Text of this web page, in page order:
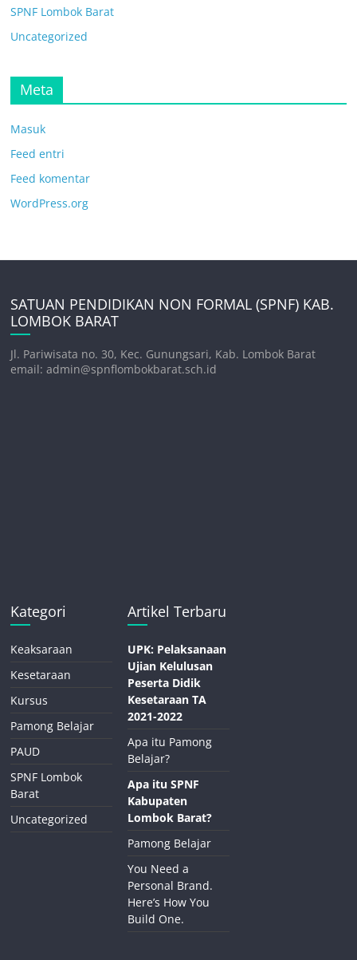
SPNF Lombok Barat
Uncategorized
Meta
Masuk
Feed entri
Feed komentar
WordPress.org
SATUAN PENDIDIKAN NON FORMAL (SPNF) KAB.
LOMBOK BARAT
Jl. Pariwisata no. 30, Kec. Gunungsari, Kab. Lombok Barat
email: admin@spnflombokbarat.sch.id
Kategori
Keaksaraan
Kesetaraan
Kursus
Pamong Belajar
PAUD
SPNF Lombok
Barat
Uncategorized
Artikel Terbaru
UPK: Pelaksanaan
Ujian Kelulusan
Peserta Didik
Kesetaraan TA
2021-2022
Apa itu Pamong
Belajar?
Apa itu SPNF
Kabupaten
Lombok Barat?
Pamong Belajar
You Need a
Personal Brand.
Here’s How You
Build One.